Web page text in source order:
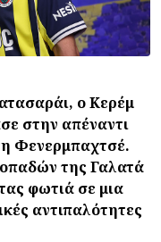
ο Κερέμ
στην απέναντι
Φενερμπαχτσέ.
της Γαλατά
φωτιά σε μια
αντιπαλότητες